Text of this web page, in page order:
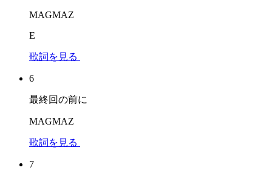
MAGMAZ
E
歌詞を見る
6
最終回の前に
MAGMAZ
歌詞を見る
7